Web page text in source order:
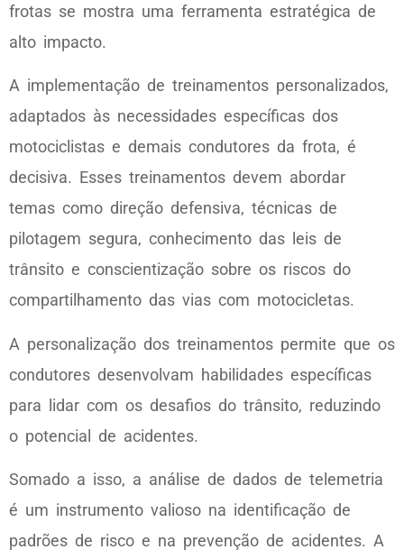
frotas se mostra uma ferramenta estratégica de
alto impacto.
A implementação de treinamentos personalizados,
adaptados às necessidades específicas dos
motociclistas e demais condutores da frota, é
decisiva. Esses treinamentos devem abordar
temas como direção defensiva, técnicas de
pilotagem segura, conhecimento das leis de
trânsito e conscientização sobre os riscos do
compartilhamento das vias com motocicletas.
A personalização dos treinamentos permite que os
condutores desenvolvam habilidades específicas
para lidar com os desafios do trânsito, reduzindo
o potencial de acidentes.
Somado a isso, a análise de dados de telemetria
é um instrumento valioso na identificação de
padrões de risco e na prevenção de acidentes. A